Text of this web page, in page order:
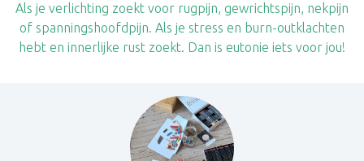
Als je verlichting zoekt voor rugpijn, gewrichtspijn, nekpijn
of spanningshoofdpijn. Als je stress en burn-outklachten
hebt en innerlijke rust zoekt. Dan is eutonie iets voor jou!